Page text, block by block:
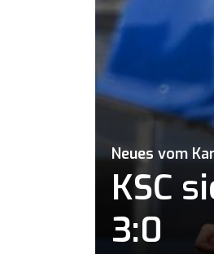
Neues vom
KSC
3:0